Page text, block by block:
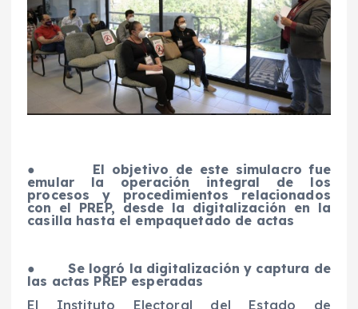
● El objetivo de este simulacro fue
emular la operación integral de los
procesos y procedimientos relacionados
con el PREP, desde la digitalización en la
casilla hasta el empaquetado de actas
●Se logró la digitalización y captura de
las actas PREP esperadas
El Instituto Electoral del Estado de